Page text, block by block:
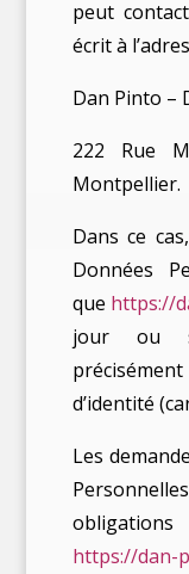
peut
écrit à
Dan Pinto –
222 Rue
Montpellier.
Dans ce
Données
que https://
jour ou
d’identité
Les
https://dan-